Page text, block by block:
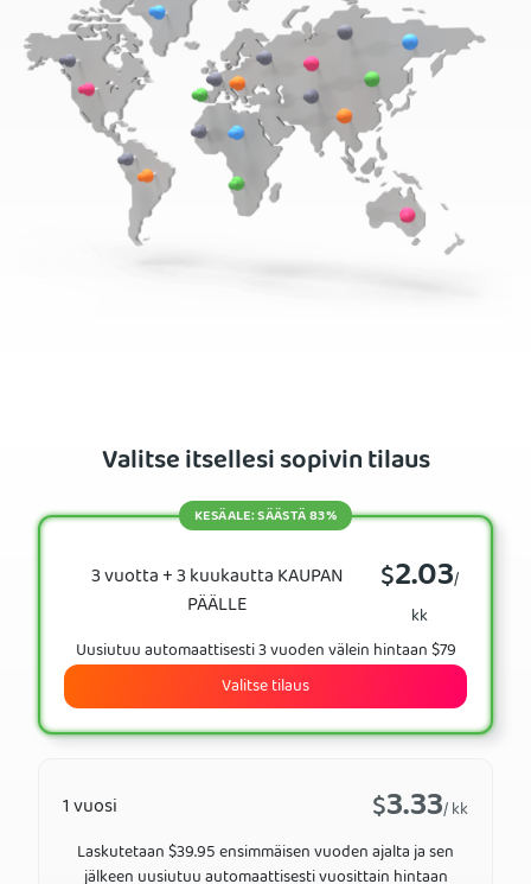
Valitse itsellesi sopivin tilaus
3 vuotta + 3 kuukautta KAUPAN
PÄÄLLE
$2.03/
kk
KESÄALE: SÄÄSTÄ 83%
Uusiutuu automaattisesti 3 vuoden välein hintaan $79
Valitse tilaus
1 vuosi $3.33/ kk
Laskutetaan $39.95 ensimmäisen vuoden ajalta ja sen
jälkeen uusiutuu automaattisesti vuosittain hintaan